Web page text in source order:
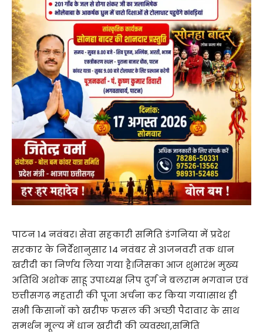
पाटन 14 नवंबर। सेवा सहकारी समिति डंगनिया में प्रदेश
सरकार के निर्देशानुसार 14 नवंबर से 31जनवरी तक धान
खरीदी का निर्णय लिया गया है।जिसका आज शुभारंभ मुख्य
अतिथि अशोक साहू उपाध्यक्ष ज़िप दुर्ग ने बलराम भगवान एवं
छत्तीसगढ़ महतारी की पूजा अर्चना कर किया गया।साथ ही
सभी किसानों को खरीफ फसल की अच्छी पैदावार के साथ
समर्थन मूल्य में धान खरीदी की व्यवस्था,समिति